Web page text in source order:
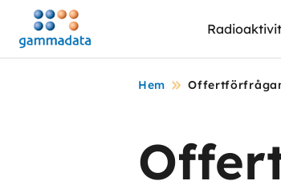
Hoppa
huvudinnehållt
Hem